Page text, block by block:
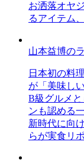
お洒落オヤ
るアイテム
山本益博の
日本初の料
が「美味し
B級グルメ
ンも認める
新時代に向
らが実食リ